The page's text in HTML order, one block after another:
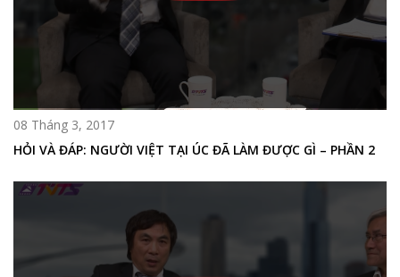
08 Tháng 3, 2017
HỎI VÀ ĐÁP: NGƯỜI VIỆT TẠI ÚC ĐÃ LÀM ĐƯỢC GÌ – PHẦN 2